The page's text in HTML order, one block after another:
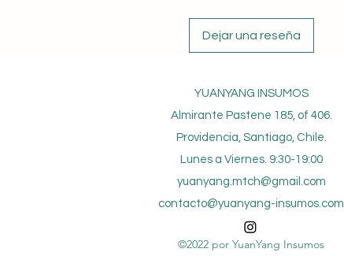
Dejar una reseña
YUANYANG INSUMOS
Almirante Pastene 185, of 406.
Providencia, Santiago, Chile.
Lunes a Viernes. 9:30-19:00
yuanyang.mtch@gmail.com
contacto@yuanyang-insumos.com
©2022 por YuanYang Insumos